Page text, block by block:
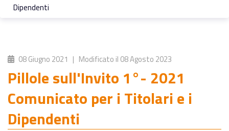
Dipendenti
08 Giugno 2021 | Modificato il 08 Agosto 2023
Pillole sull'Invito 1°- 2021
Comunicato per i Titolari e i
Dipendenti